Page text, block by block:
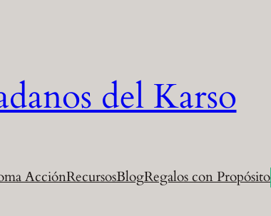
del Karso
AcciónRecursosBlogRegalos con Propósito